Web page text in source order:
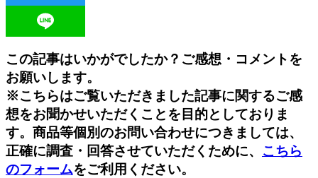
この記事はいかがでしたか？ご感想・コメントを
お願いします。
※こちらはご覧いただきました記事に関するご感
想をお聞かせいただくことを目的としておりま
す。商品等個別のお問い合わせにつきましては、
正確に調査・回答させていただくために、 こちら
のフォームをご利用ください。